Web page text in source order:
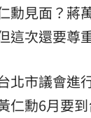
勳見面？蔣
這次還要尊
北市議會進
仁勳6月要